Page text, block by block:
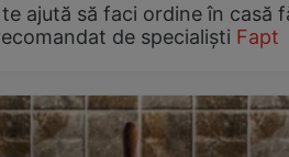
ajută să faci ordine în casă
de specialiști Fapt